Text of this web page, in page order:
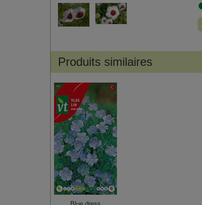
Produits similaires